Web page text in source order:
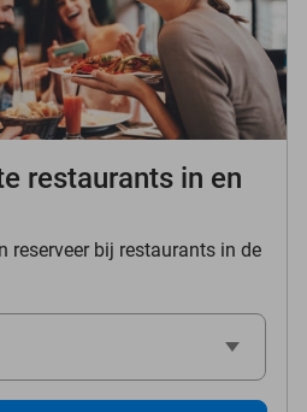
restaurants in en
reserveer bij restaurants in de